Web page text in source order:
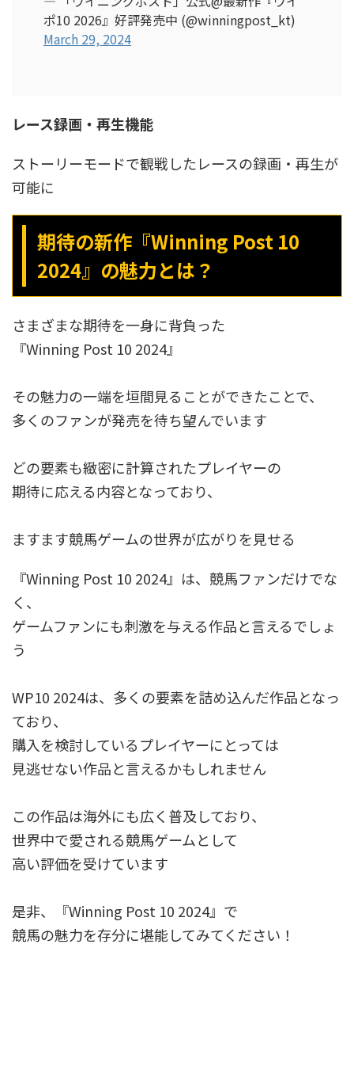
ポ10 2026』好評発売中 (@winningpost_kt)
March 29, 2024
レース録画・再生機能
ストーリーモードで観戦したレースの録画・再生が
可能に
期待の新作『Winning Post 10
2024』の魅力とは？
さまざまな期待を一身に背負った
『Winning Post 10 2024』
その魅力の一端を垣間見ることができたことで、
多くのファンが発売を待ち望んでいます
どの要素も緻密に計算されたプレイヤーの
期待に応える内容となっており、
ますます競馬ゲームの世界が広がりを見せる
『Winning Post 10 2024』は、競馬ファンだけでな
く、
ゲームファンにも刺激を与える作品と言えるでしょ
う
WP10 2024は、多くの要素を詰め込んだ作品となっ
ており、
購入を検討しているプレイヤーにとっては
見逃せない作品と言えるかもしれません
この作品は海外にも広く普及しており、
世界中で愛される競馬ゲームとして
高い評価を受けています
是非、『Winning Post 10 2024』で
競馬の魅力を存分に堪能してみてください！